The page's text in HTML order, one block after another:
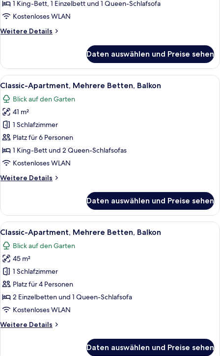
Balkon
1 King-Bett, 1 Einzelbett und 1 Queen-Schlafsofa
Kostenloses WLAN
Weitere Details
Weitere
Apartment,
Mehrere
Betten,
Daten auswählen und Preise sehen
Alle
Fotos
für
Classic-
Apartment,
Mehrere
Betten,
Balkon
Ein Holzhütten-Zimmer mit zwei
5
Classic-Apartment, Mehrere Betten, Balkon
Blick auf den Garten
41 m²
1 Schlafzimmer
Platz für 6 Personen
1 King-Bett und 2 Queen-Schlafsofas
Kostenloses WLAN
Weitere Details
Weitere
Apartment,
Mehrere
Betten,
Daten auswählen und Preise sehen
Alle
Fotos
für
Classic-
Apartment,
Mehrere
Betten,
Balkon
Ein blockhaushaltsähnliches
4
Classic-Apartment, Mehrere Betten, Balkon
Blick auf den Garten
45 m²
1 Schlafzimmer
Platz für 4 Personen
2 Einzelbetten und 1 Queen-Schlafsofa
Kostenloses WLAN
Weitere Details
Weitere
Daten auswählen und Preise sehen